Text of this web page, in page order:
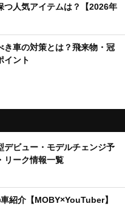
つ人気アイテムは？【2026年
き車の対策とは？飛来物・冠
イント
デビュー・モデルチェンジ予
リーク情報一覧
紹介【MOBY×YouTuber】